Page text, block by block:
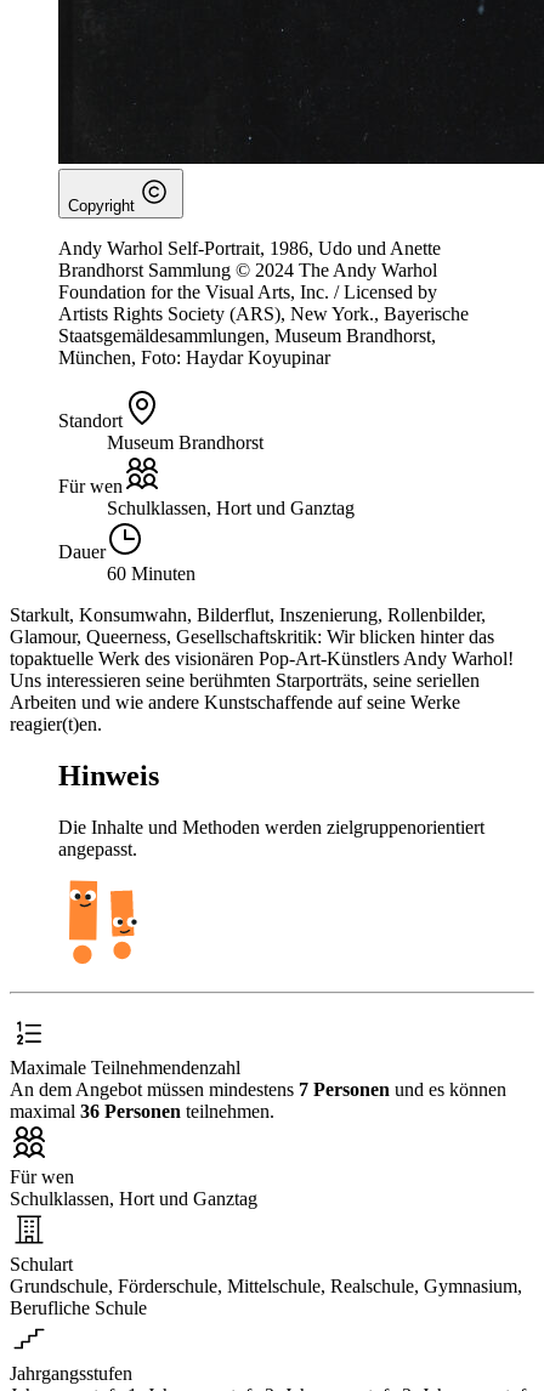
Copyright
Andy Warhol Self-Portrait, 1986, Udo und Anette
Brandhorst Sammlung © 2024 The Andy Warhol
Foundation for the Visual Arts, Inc. / Licensed by
Artists Rights Society (ARS), New York., Bayerische
Staatsgemäldesammlungen, Museum Brandhorst,
München, Foto: Haydar Koyupinar
Standort
Museum Brandhorst
Für wen
Schulklassen, Hort und Ganztag
Dauer
60 Minuten
Starkult, Konsumwahn, Bilderflut, Inszenierung, Rollenbilder,
Glamour, Queerness, Gesellschaftskritik: Wir blicken hinter das
topaktuelle Werk des visionären Pop-Art-Künstlers Andy Warhol!
Uns interessieren seine berühmten Starporträts, seine seriellen
Arbeiten und wie andere Kunstschaffende auf seine Werke
reagier(t)en.
Hinweis
Die Inhalte und Methoden werden zielgruppenorientiert
angepasst.
Maximale Teilnehmendenzahl
An dem Angebot müssen mindestens 7 Personen und es können
maximal 36 Personen teilnehmen.
Für wen
Schulklassen, Hort und Ganztag
Schulart
Grundschule, Förderschule, Mittelschule, Realschule, Gymnasium,
Berufliche Schule
Jahrgangsstufen